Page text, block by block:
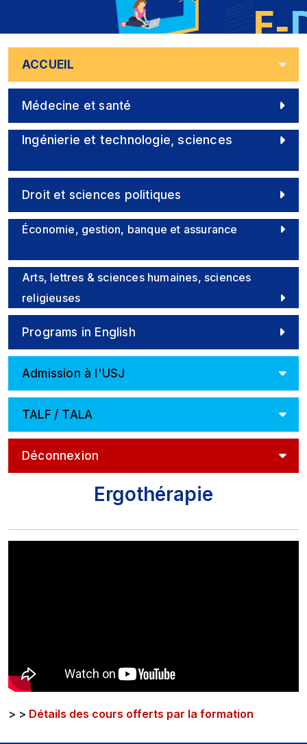
ACCUEIL
Médecine et santé
Ingénierie et technologie, sciences
Droit et sciences politiques
Économie, gestion, banque et assurance
Arts, lettres & sciences humaines, sciences
religieuses
Programs in English
Admission à l'USJ
TALF / TALA
Déconnexion
Ergothérapie
> > Détails des cours offerts par la formation